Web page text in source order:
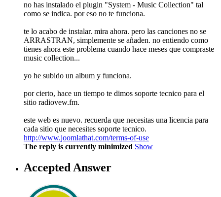
no has instalado el plugin "System - Music Collection" tal
como se indica. por eso no te funciona.
te lo acabo de instalar. mira ahora. pero las canciones no se
ARRASTRAN, simplemente se añaden. no entiendo como
tienes ahora este problema cuando hace meses que compraste
music collection...
yo he subido un album y funciona.
por cierto, hace un tiempo te dimos soporte tecnico para el
sitio radiovew.fm.
este web es nuevo. recuerda que necesitas una licencia para
cada sitio que necesites soporte tecnico.
http://www.joomlathat.com/terms-of-use
The reply is currently minimized Show
Accepted Answer